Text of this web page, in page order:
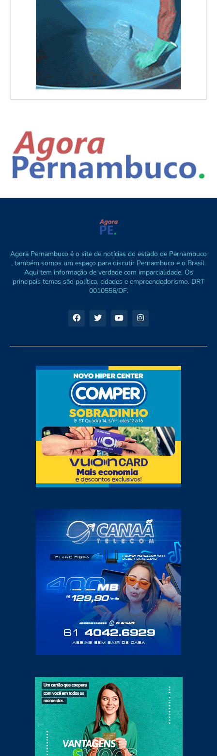
Agora Pernambuco é o site de notícias do estado de Pernambuco
, também somos um espaço para discutir Pernambuco e o Brasil.
Aqui tem informação de verdade com imparcialidade. Os
principais temas são política, cidades e empreendedorismo. DRT
0010556/DF.